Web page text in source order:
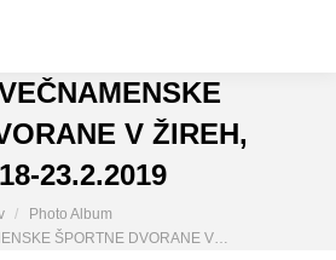
V ŽIREH,
23.2.2019
Photo Album
ŠPORTNE DVORANE V…